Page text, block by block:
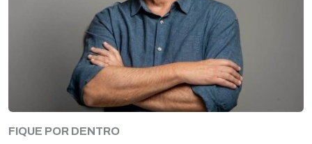
FIQUE POR DENTRO